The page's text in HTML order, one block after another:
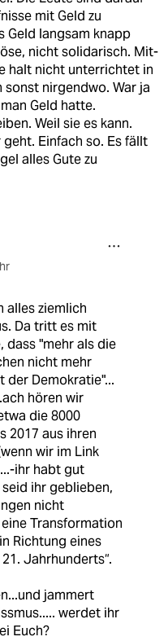
mit Geld zu
Geld langsam knapp
nicht solidarisch. Mit-
halt nicht unterrichtet in
sonst nirgendwo. War ja
Geld hatte.
Weil sie es kann.
geht. Einfach so. Es fällt
alles Gute zu
alles ziemlich
Da tritt es mit
dass "mehr als die
nicht mehr
der Demokratie"...
hören wir
die 8000
2017 aus ihren
wir im Link
ihr habt gut
ihr geblieben,
nicht
Transformation
Richtung eines
Jahrhunderts“.
jammert
werdet ihr
Euch?